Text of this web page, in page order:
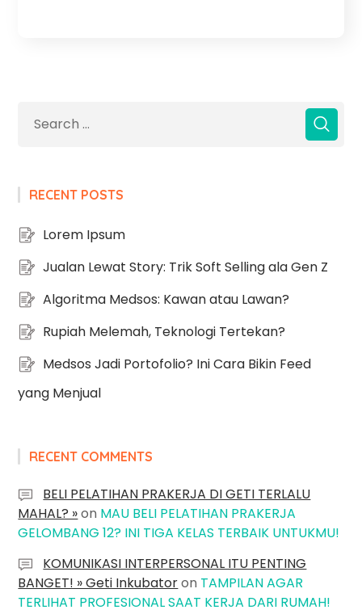
RECENT POSTS
Lorem Ipsum
Jualan Lewat Story: Trik Soft Selling ala Gen Z
Algoritma Medsos: Kawan atau Lawan?
Rupiah Melemah, Teknologi Tertekan?
Medsos Jadi Portofolio? Ini Cara Bikin Feed
yang Menjual
RECENT COMMENTS
BELI PELATIHAN PRAKERJA DI GETI TERLALU
MAHAL? »on MAU BELI PELATIHAN PRAKERJA
GELOMBANG 12? INI TIGA KELAS TERBAIK UNTUKMU!
KOMUNIKASI INTERPERSONAL ITU PENTING
BANGET! » Geti Inkubatoron TAMPILAN AGAR
TERLIHAT PROFESIONAL SAAT KERJA DARI RUMAH!